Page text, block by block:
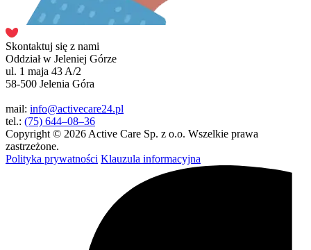
Skontaktuj się z nami
Oddział w Jeleniej Górze
ul. 1 maja 43 A/2
58-500 Jelenia Góra
mail: info@activecare24.pl
tel.: (75) 644–08–36
Copyright © 2026 Active Care Sp. z o.o. Wszelkie prawa
zastrzeżone.
Polityka prywatności Klauzula informacyjna